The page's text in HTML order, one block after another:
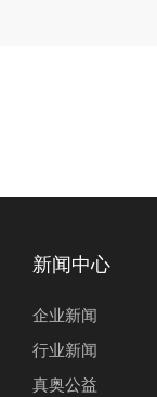
新闻中心
企业新闻
行业新闻
真奥公益